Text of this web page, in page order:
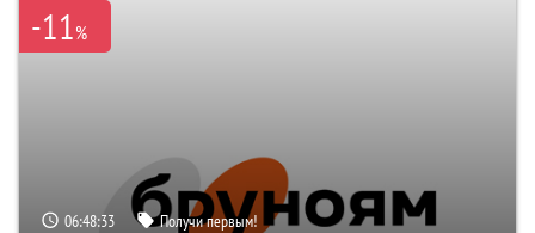
-11%
06:48:31 Получи первым!